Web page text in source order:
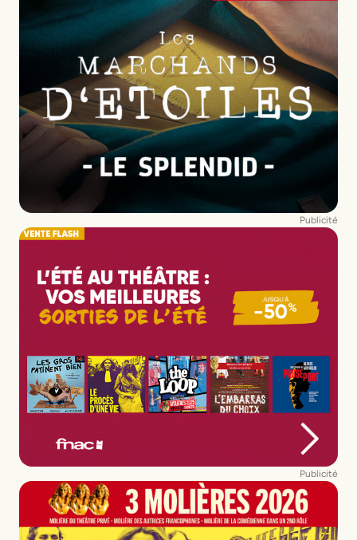
Publicité
Publicité